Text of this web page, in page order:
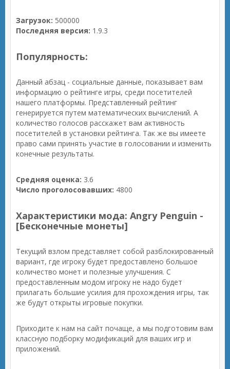
Загрузок: 500000
Последняя версия: 1.9.3
Популярность:
Данный абзац - социальные данные, показывает вам
информацию о рейтинге игры, среди посетителей
нашего платформы. Представленный рейтинг
генерируется путем математических вычислений. А
количество голосов расскажет вам активность
посетителей в установки рейтинга. Так же вы имеете
право сами принять участие в голосовании и изменить
конечные результаты.
Средняя оценка: 3.6
Число проголосовавших: 4800
Характеристики мода: Angry Penguin -
[Бесконечные монеты]
Текущий взлом представляет собой разблокированный
вариант, где игроку будет предоставлено большое
количество монет и полезные улучшения. С
предоставленным модом игроку не надо будет
прилагать большие усилия для прохождения игры, так
же будут открыты игровые покупки.
Приходите к нам на сайт почаще, а мы подготовим вам
классную подборку модификаций для ваших игр и
приложений.